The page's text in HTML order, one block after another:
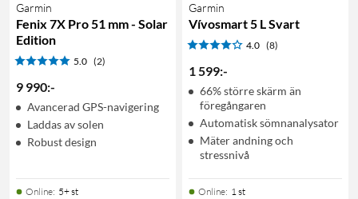
Garmin
Fenix 7X Pro 51 mm - Solar
Edition
5.0 (2)
9 990:-
Avancerad GPS-navigering
Laddas av solen
Robust design
Online: 5+ st
Garmin
Vívosmart 5 L Svart
4.0 (8)
1 599:-
66% större skärm än
föregångaren
Automatisk sömnanalysator
Mäter andning och
stressnivå
Online: 1 st